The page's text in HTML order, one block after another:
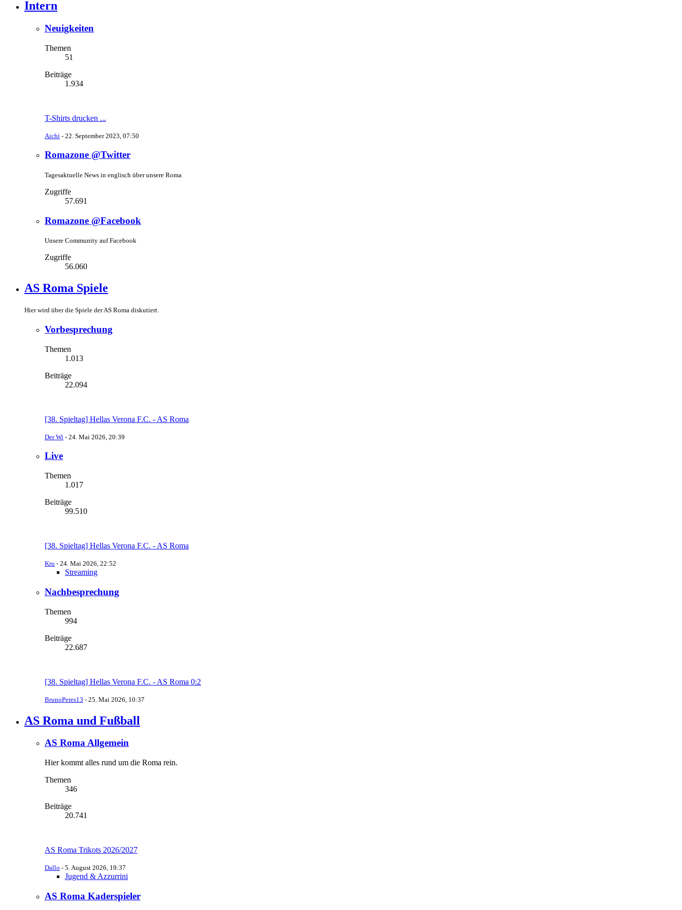
Intern
Neuigkeiten
Themen
51
Beiträge
1.934
T-Shirts drucken ...
Aichi - 22. September 2023, 07:50
Romazone @Twitter
Tagesaktuelle News in englisch über unsere Roma
Zugriffe
57.691
Romazone @Facebook
Unsere Community auf Facebook
Zugriffe
56.060
AS Roma Spiele
Hier wird über die Spiele der AS Roma diskutiert.
Vorbesprechung
Themen
1.013
Beiträge
22.094
[38. Spieltag] Hellas Verona F.C. - AS Roma
Der Wi - 24. Mai 2026, 20:39
Live
Themen
1.017
Beiträge
99.510
[38. Spieltag] Hellas Verona F.C. - AS Roma
Kru - 24. Mai 2026, 22:52
Streaming
Nachbesprechung
Themen
994
Beiträge
22.687
[38. Spieltag] Hellas Verona F.C. - AS Roma 0:2
BrunoPeres13 - 25. Mai 2026, 10:37
AS Roma und Fußball
AS Roma Allgemein
Hier kommt alles rund um die Roma rein.
Themen
346
Beiträge
20.741
AS Roma Trikots 2026/2027
Dallo - 5. August 2026, 19:37
Jugend & Azzurrini
AS Roma Kaderspieler